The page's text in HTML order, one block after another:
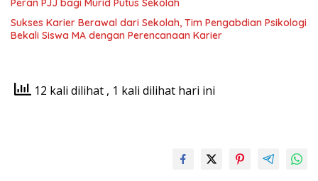
Peran PJJ bagi Murid Putus Sekolah
Sukses Karier Berawal dari Sekolah, Tim Pengabdian Psikologi
Bekali Siswa MA dengan Perencanaan Karier
12 kali dilihat , 1 kali dilihat hari ini